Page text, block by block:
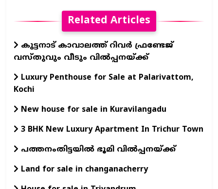
Related Articles
കുട്ടനാട് കാവാലത്ത് റിവർ ഫ്രണ്ടേജ്
വസ്തുവും വീടും വിൽപ്പനയ്ക്ക്
Luxury Penthouse for Sale at Palarivattom,
Kochi
New house for sale in Kuravilangadu
3 BHK New Luxury Apartment In Trichur Town
പത്തനംതിട്ടയില്‍ ഭൂമി വില്‍പ്പനയ്ക്ക്
Land for sale in changanacherry